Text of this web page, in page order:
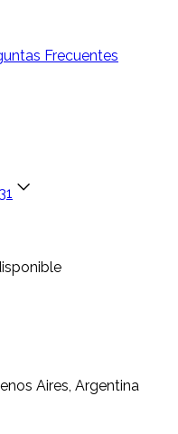
Frecuentes
Aires, Argentina